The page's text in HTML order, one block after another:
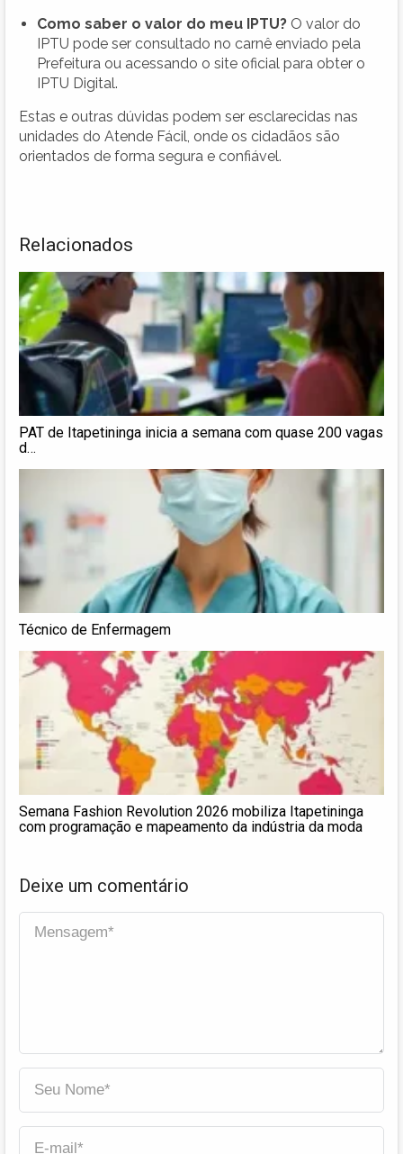
Como saber o valor do meu IPTU? O valor do
IPTU pode ser consultado no carnê enviado pela
Prefeitura ou acessando o site oficial para obter o
IPTU Digital.
Estas e outras dúvidas podem ser esclarecidas nas
unidades do Atende Fácil, onde os cidadãos são
orientados de forma segura e confiável.
Relacionados
PAT de Itapetininga inicia a semana com quase 200 vagas
d…
Técnico de Enfermagem
Semana Fashion Revolution 2026 mobiliza Itapetininga
com programação e mapeamento da indústria da moda
Deixe um comentário